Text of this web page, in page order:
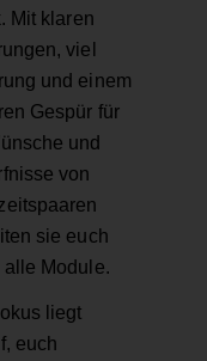
Mit klaren
viel
und einem
Gespür für
und
von
sie euch
alle Module.
liegt
euch